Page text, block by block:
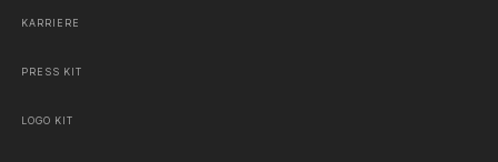
KARRIERE
PRESS KIT
LOGO KIT